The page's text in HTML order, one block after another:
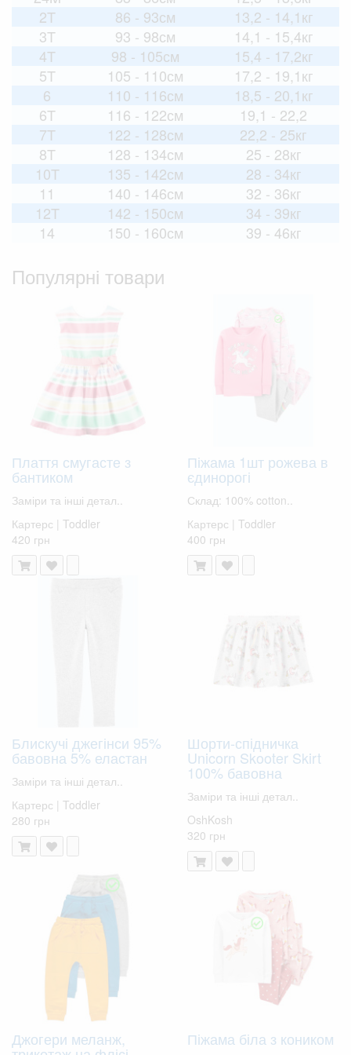
2T
86 - 93см
13,2 - 14,1кг
3T
93 - 98см
14,1 - 15,4кг
4T
98 - 105см
15,4 - 17,2кг
5T
105 - 110см
17,2 - 19,1кг
6
110 - 116см
18,5 - 20,1кг
6T
116 - 122см
19,1 - 22,2
7T
122 - 128см
22,2 - 25кг
8T
128 - 134см
25 - 28кг
10T
135 - 142см
28 - 34кг
11
140 - 146см
32 - 36кг
12T
142 - 150см
34 - 39кг
14
150 - 160см 39 - 46кг
Популярні товари
Плаття смугасте з
бантиком
Заміри та інші детал..
Картерс | Toddler
420 грн
Піжама 1шт рожева в
єдинорогі
Склад: 100% cotton..
Картерс | Toddler
400 грн
Блискучі джегінси 95%
бавовна 5% еластан
Заміри та інші детал..
Картерс | Toddler
280 грн
Шорти-спідничка
Unicorn Skooter Skirt
100% бавовна
Заміри та інші детал..
OshKosh
320 грн
Джогери меланж, Піжама біла з коником